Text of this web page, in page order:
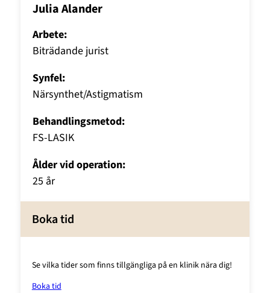
Julia Alander
Arbete:
Biträdande jurist
Synfel:
Närsynthet/Astigmatism
Behandlingsmetod:
FS-LASIK
Ålder vid operation:
25 år
Boka tid
Se vilka tider som finns tillgängliga på en klinik nära dig!
Boka tid